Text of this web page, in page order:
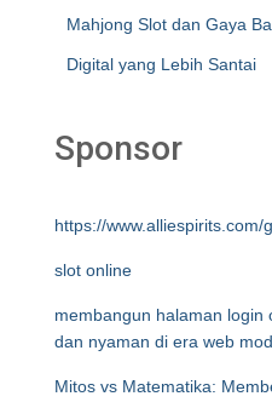
Mahjong Slot dan Gaya
Digital yang Lebih Santai
Sponsor
https://www.alliespirits.com/
slot online
membangun halaman login
dan nyaman di era web
Mitos vs Matematika: